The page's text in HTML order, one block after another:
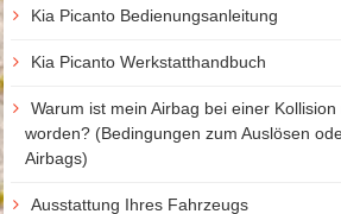
Kia Picanto Bedienungsanleitung
Kia Picanto Werkstatthandbuch
Warum ist mein Airbag bei einer
worden? (Bedingungen zum Auslösen
Airbags)
Ausstattung Ihres Fahrzeugs